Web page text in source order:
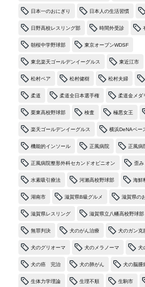
日本一のおにぎり 日本人の生活習慣
日野高校レスリング部 時間外受診
朝桜中学野球部 東京オープンWDSF
東北楽天ゴールデンイーグルス 東近江市
松村ペア 松村健樹 松村夫婦
柔道 柔道全日本選手権 柔道金メダ
栗東高校野球部 検査 極悪女王
楽天ゴールデンイーグルス 横浜DeNAベー
機能的インソール 正風病院 正風病
正風病院整形外科セカンドオピニオン 歪み
水素吸引療法 河瀨高校野球部 海鮮
湖南市 滋賀県B級グルメ 滋賀県の
滋賀県レスリング 滋賀県立八幡高校野球部
無罪判決 犬のがん治療 犬のガン克
犬のグリオーマ 犬のメラノーマ 犬
犬の癌 完治 犬の肺がん 犬の脳腫
生体力学理論 生理不順 生駒市